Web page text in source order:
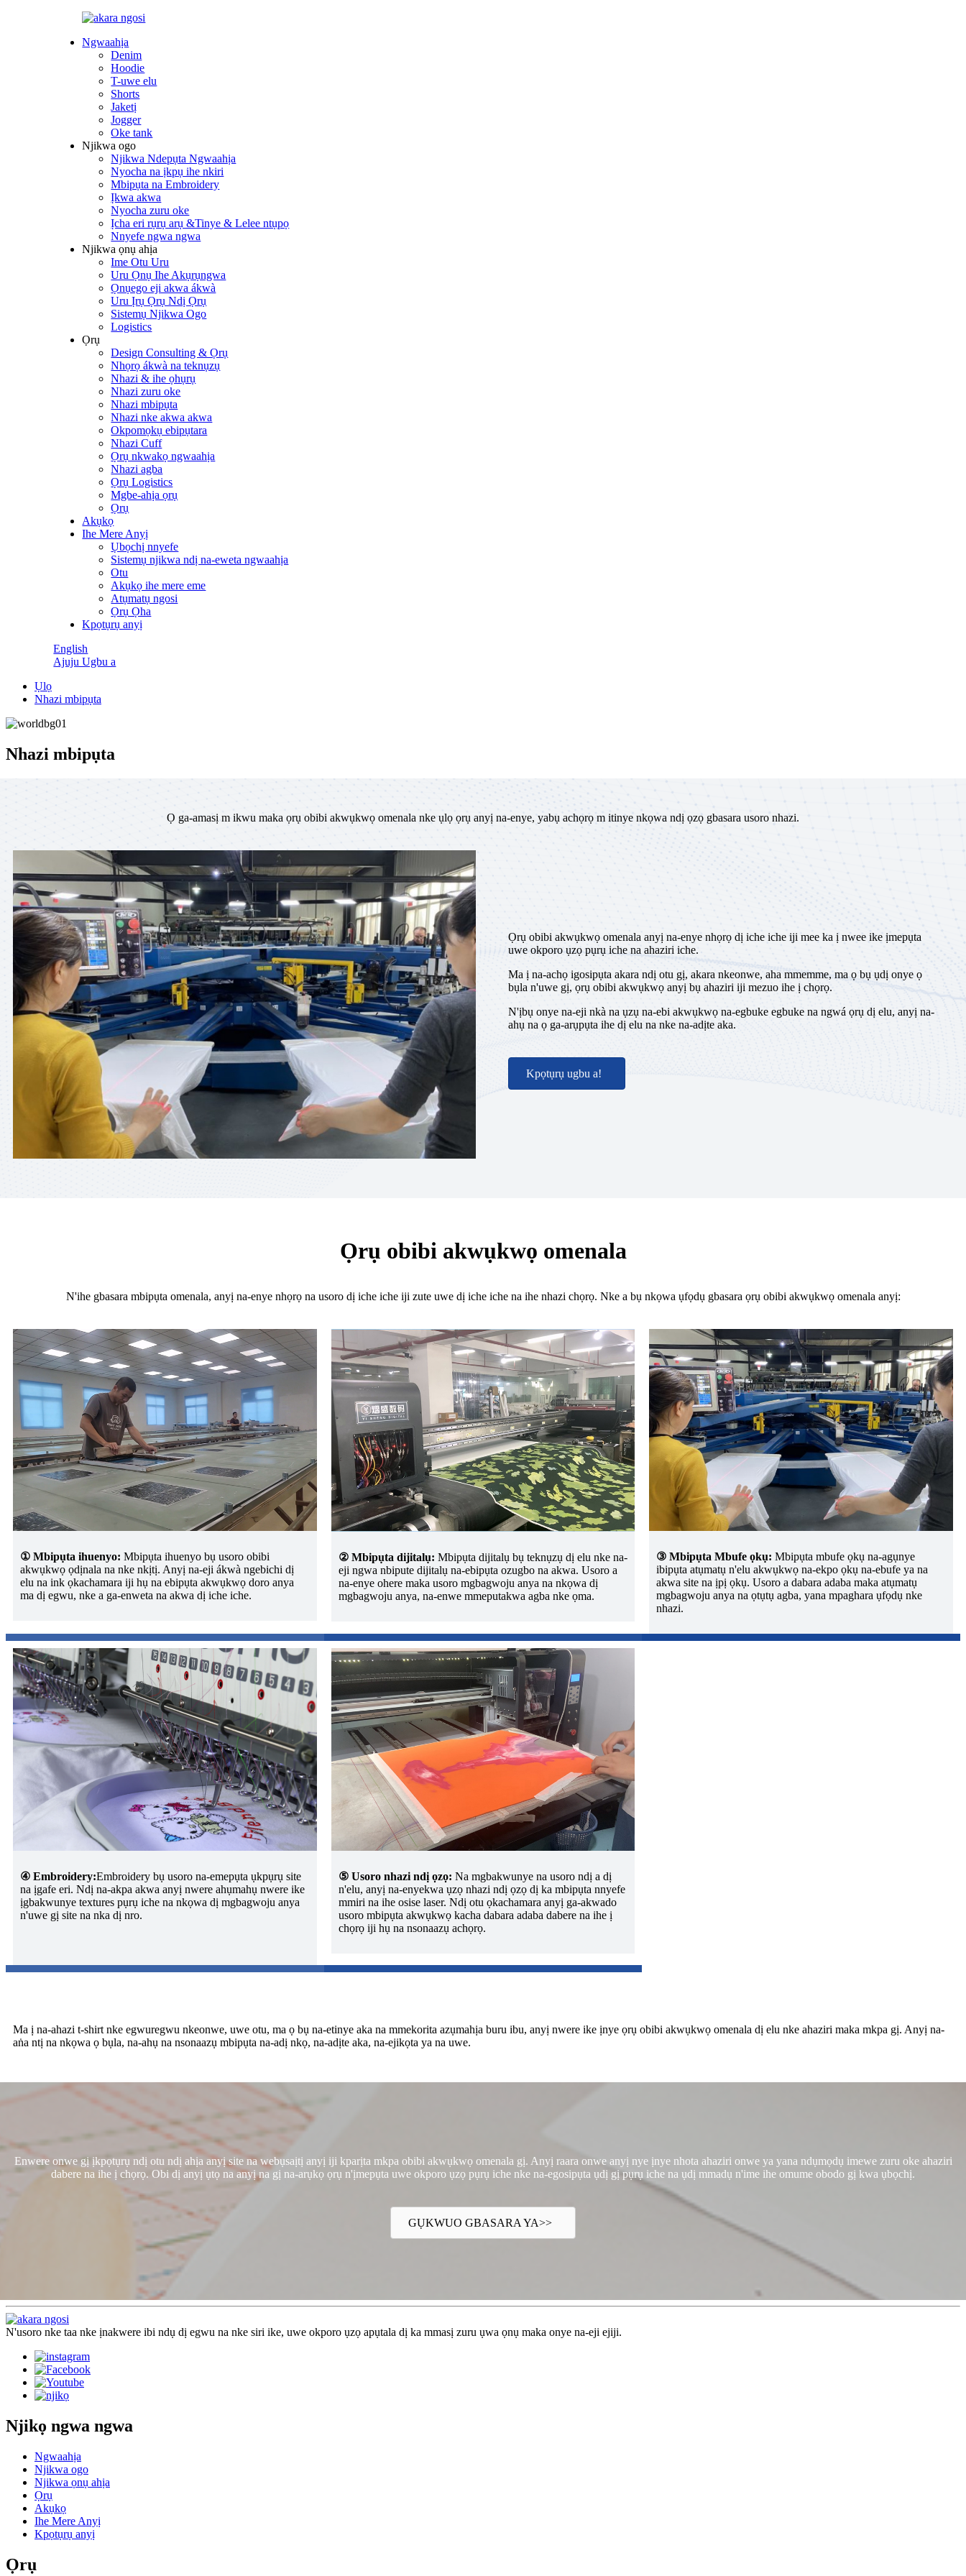
Ngwaahịa
Denim
Hoodie
T-uwe elu
Shorts
Jaketị
Jogger
Oke tank
Njikwa ogo
Njikwa Ndepụta Ngwaahịa
Nyocha na ịkpụ ihe nkiri
Mbipụta na Embroidery
Ịkwa akwa
Nyocha zuru oke
Ịcha eri rụrụ arụ &Tinye & Lelee ntụpọ
Nnyefe ngwa ngwa
Njikwa ọnụ ahịa
Ime Otu Uru
Uru Ọnụ Ihe Akụrụngwa
Ọnụego eji akwa ákwà
Uru Ịrụ Ọrụ Ndị Ọrụ
Sistemụ Njikwa Ogo
Logistics
Ọrụ
Design Consulting & Ọrụ
Nhọrọ ákwà na teknụzụ
Nhazi & ihe ọhụrụ
Nhazi zuru oke
Nhazi mbipụta
Nhazi nke akwa akwa
Okpomọkụ ebipụtara
Nhazi Cuff
Ọrụ nkwakọ ngwaahịa
Nhazi agba
Ọrụ Logistics
Mgbe-ahịa ọrụ
Ọrụ
Akụkọ
Ihe Mere Anyị
Ụbọchị nnyefe
Sistemụ njikwa ndị na-eweta ngwaahịa
Otu
Akụkọ ihe mere eme
Atụmatụ ngosi
Ọrụ Ọha
Kpọtụrụ anyị
English
Ajuju Ugbu a
Ụlọ
Nhazi mbipụta
Nhazi mbipụta
Ọ ga-amasị m ikwu maka ọrụ obibi akwụkwọ omenala nke ụlọ ọrụ anyị na-enye, yabụ achọrọ m itinye nkọwa ndị ọzọ gbasara usoro nhazi.
Ọrụ obibi akwụkwọ omenala anyị na-enye nhọrọ dị iche iche iji mee ka ị nwee ike ịmepụta
uwe okporo ụzọ pụrụ iche na ahaziri iche.
Ma ị na-achọ igosipụta akara ndị otu gị, akara nkeonwe, aha mmemme, ma ọ bụ ụdị onye ọ
bụla n'uwe gị, ọrụ obibi akwụkwọ anyị bụ ahaziri iji mezuo ihe ị chọrọ.
N'ịbụ onye na-eji nkà na ụzụ na-ebi akwụkwọ na-egbuke egbuke na ngwá ọrụ dị elu, anyị na-
ahụ na ọ ga-arụpụta ihe dị elu na nke na-adịte aka.
Kpọtụrụ ugbu a!
Ọrụ obibi akwụkwọ omenala
N'ihe gbasara mbipụta omenala, anyị na-enye nhọrọ na usoro dị iche iche iji zute uwe dị iche iche na ihe nhazi chọrọ. Nke a bụ nkọwa ụfọdụ gbasara ọrụ obibi akwụkwọ omenala anyị:
① Mbipụta ihuenyo: Mbipụta ihuenyo bụ usoro obibi
akwụkwọ ọdịnala na nke nkịtị. Anyị na-eji ákwà ngebichi dị
elu na ink ọkachamara iji hụ na ebipụta akwụkwọ doro anya
ma dị egwu, nke a ga-enweta na akwa dị iche iche.
② Mbipụta dijitalụ: Mbipụta dijitalụ bụ teknụzụ dị elu nke na-
eji ngwa nbipute dijitalụ na-ebipụta ozugbo na akwa. Usoro a
na-enye ohere maka usoro mgbagwoju anya na nkọwa dị
mgbagwoju anya, na-enwe mmeputakwa agba nke ọma.
③ Mbipụta Mbufe ọkụ: Mbipụta mbufe ọkụ na-agụnye
ibipụta atụmatụ n'elu akwụkwọ na-ekpo ọkụ na-ebufe ya na
akwa site na ịpị ọkụ. Usoro a dabara adaba maka atụmatụ
mgbagwoju anya na ọtụtụ agba, yana mpaghara ụfọdụ nke
nhazi.
④ Embroidery:Embroidery bụ usoro na-emepụta ụkpụrụ site
na ịgafe eri. Ndị na-akpa akwa anyị nwere ahụmahụ nwere ike
ịgbakwunye textures pụrụ iche na nkọwa dị mgbagwoju anya
n'uwe gị site na nka dị nro.
⑤ Usoro nhazi ndị ọzọ: Na mgbakwunye na usoro ndị a dị
n'elu, anyị na-enyekwa ụzọ nhazi ndị ọzọ dị ka mbipụta nnyefe
mmiri na ihe osise laser. Ndị otu ọkachamara anyị ga-akwado
usoro mbipụta akwụkwọ kacha dabara adaba dabere na ihe ị
chọrọ iji hụ na nsonaazụ achọrọ.
Ma ị na-ahazi t-shirt nke egwuregwu nkeonwe, uwe otu, ma ọ bụ na-etinye aka na mmekorita azụmahịa buru ibu, anyị nwere ike ịnye ọrụ obibi akwụkwọ omenala dị elu nke ahaziri maka mkpa gị. Anyị na-
aṅa ntị na nkọwa ọ bụla, na-ahụ na nsonaazụ mbipụta na-adị nkọ, na-adịte aka, na-ejikọta ya na uwe.
Enwere onwe gị ịkpọtụrụ ndị otu ndị ahịa anyị site na webụsaịtị anyị iji kparịta mkpa obibi akwụkwọ omenala gị. Anyị raara onwe anyị nye ịnye nhota ahaziri onwe ya yana ndụmọdụ imewe zuru oke ahaziri
dabere na ihe ị chọrọ. Obi dị anyị ụtọ na anyị na gị na-arụkọ ọrụ n'ịmepụta uwe okporo ụzọ pụrụ iche nke na-egosipụta ụdị gị pụrụ iche na ụdị mmadụ n'ime ihe omume obodo gị kwa ụbọchị.
GỤKWUO GBASARA YA>>
N'usoro nke taa nke ịnakwere ibi ndụ dị egwu na nke siri ike, uwe okporo ụzọ apụtala dị ka mmasị zuru ụwa ọnụ maka onye na-eji ejiji.
Njikọ ngwa ngwa
Ngwaahịa
Njikwa ogo
Njikwa ọnụ ahịa
Ọrụ
Akụkọ
Ihe Mere Anyị
Kpọtụrụ anyị
Ọrụ